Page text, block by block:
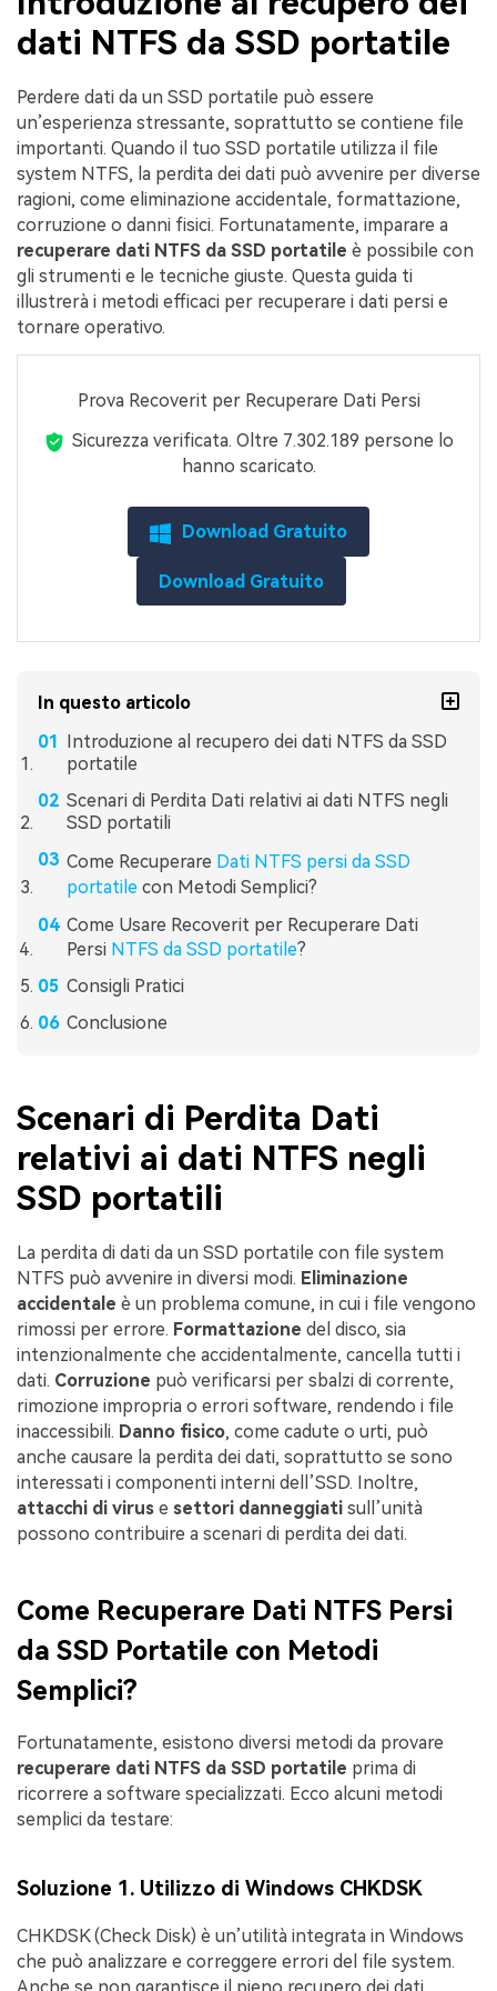
Centro di conoscenza
TROVA ALTRE SOLUZIONI
dati NTFS da SSD portatile
Perdere dati da un SSD portatile può essere
un’esperienza stressante, soprattutto se contiene file
importanti. Quando il tuo SSD portatile utilizza il file
system NTFS, la perdita dei dati può avvenire per diverse
ragioni, come eliminazione accidentale, formattazione,
corruzione o danni fisici. Fortunatamente, imparare a
recuperare dati NTFS da SSD portatile è possibile con
gli strumenti e le tecniche giuste. Questa guida ti
illustrerà i metodi efficaci per recuperare i dati persi e
tornare operativo.
Prova Recoverit per Recuperare Dati Persi
Sicurezza verificata. Oltre 7.302.189 persone lo
hanno scaricato.
Download Gratuito
Download Gratuito
In questo articolo
Introduzione al recupero dei dati NTFS da SSD
portatile
Scenari di Perdita Dati relativi ai dati NTFS negli
SSD portatili
Come Recuperare Dati NTFS persi da SSD
portatilecon Metodi Semplici?
Come Usare Recoverit per Recuperare Dati
Persi NTFS da SSD portatile?
Consigli Pratici
Conclusione
Scenari di Perdita Dati
relativi ai dati NTFS negli
SSD portatili
La perdita di dati da un SSD portatile con file system
NTFS può avvenire in diversi modi. Eliminazione
accidentale è un problema comune, in cui i file vengono
rimossi per errore. Formattazione del disco, sia
intenzionalmente che accidentalmente, cancella tutti i
dati. Corruzione può verificarsi per sbalzi di corrente,
rimozione impropria o errori software, rendendo i file
inaccessibili. Danno fisico, come cadute o urti, può
anche causare la perdita dei dati, soprattutto se sono
interessati i componenti interni dell’SSD. Inoltre,
attacchi di virus e settori danneggiati sull’unità
possono contribuire a scenari di perdita dei dati.
Come Recuperare Dati NTFS Persi
da SSD Portatile con Metodi
Semplici?
Fortunatamente, esistono diversi metodi da provare
recuperare dati NTFS da SSD portatile prima di
ricorrere a software specializzati. Ecco alcuni metodi
semplici da testare:
Soluzione 1. Utilizzo di Windows CHKDSK
CHKDSK (Check Disk) è un’utilità integrata in Windows
che può analizzare e correggere errori del file system.